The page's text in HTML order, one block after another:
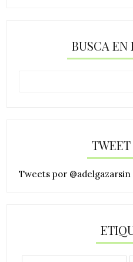
BUSCA EN
Tweets por @adelgazarsin